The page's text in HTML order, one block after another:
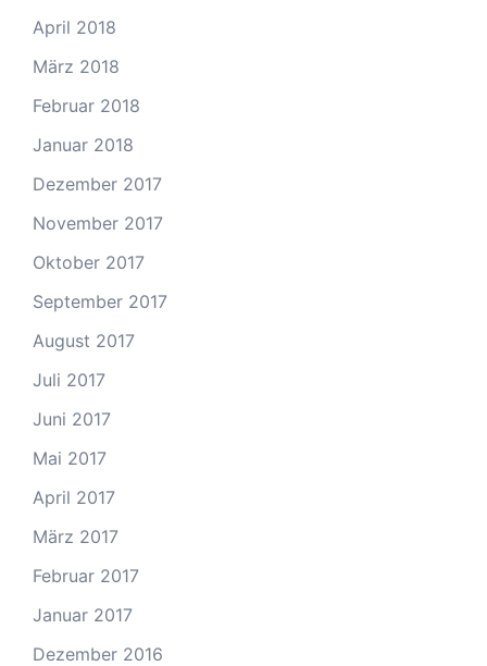
April 2018
März 2018
Februar 2018
Januar 2018
Dezember 2017
November 2017
Oktober 2017
September 2017
August 2017
Juli 2017
Juni 2017
Mai 2017
April 2017
März 2017
Februar 2017
Januar 2017
Dezember 2016